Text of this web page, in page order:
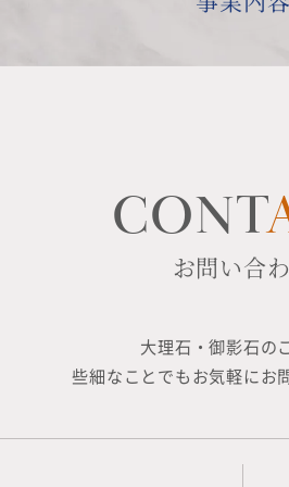
CONT
お問い合
大理石・御影石の
些細なことでもお気軽にお